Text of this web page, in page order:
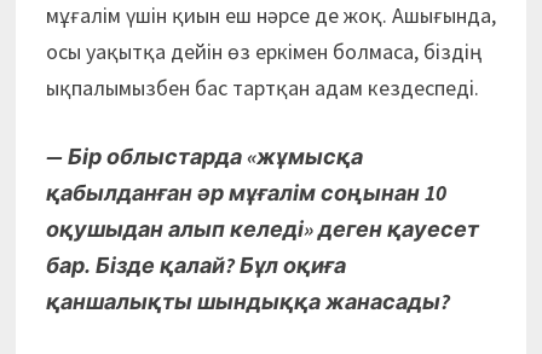
мұғалім үшін қиын еш нәрсе де жоқ. Ашығында,
осы уақытқа дейін өз еркімен болмаса, біздің
ықпалымызбен бас тартқан адам кездес­педі.
— Бір облыстарда «жұмысқа
қабылданған әр мұғалім соңынан 10
оқушыдан алып келеді» деген қауесет
бар. Бізде қалай? Бұл оқиға
қаншалықты шындыққа жанасады?